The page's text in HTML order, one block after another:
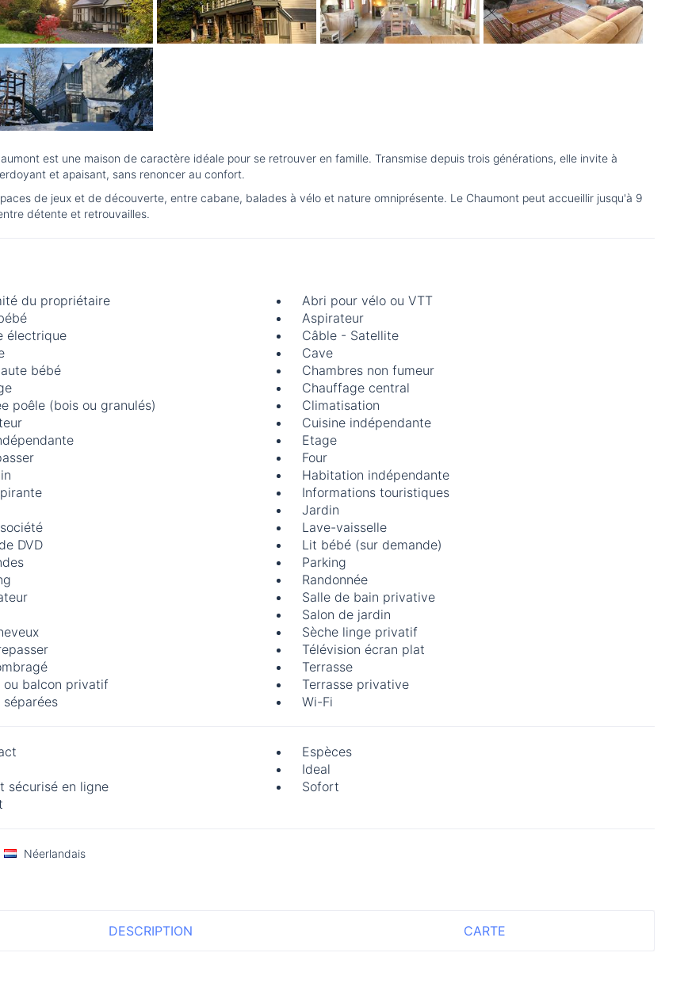
est une maison de caractère idéale pour se retrouver en famille. Transmise depuis trois générations, elle invite à
et apaisant, sans renoncer au confort.
de jeux et de découverte, entre cabane, balades à vélo et nature omniprésente. Le Chaumont peut accueillir jusqu'à 9
détente et retrouvailles.
du propriétaire
Abri pour vélo ou VTT
Aspirateur
électrique
Câble - Satellite
Cave
bébé
Chambres non fumeur
Chauffage central
poêle (bois ou granulés)
Climatisation
Cuisine indépendante
Etage
Four
Habitation indépendante
Informations touristiques
Jardin
Lave-vaisselle
DVD
Lit bébé (sur demande)
Parking
Randonnée
Salle de bain privative
Salon de jardin
Sèche linge privatif
Télévision écran plat
Terrasse
ou balcon privatif
Terrasse privative
Wi-Fi
Espèces
Ideal
sécurisé en ligne
Sofort
Néerlandais
DESCRIPTION CARTE